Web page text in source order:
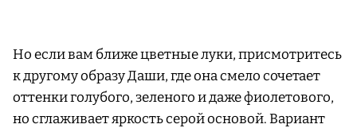
Но если вам ближе цветные луки, присмотритесь
к другому образу Даши, где она смело сочетает
оттенки голубого, зеленого и даже фиолетового,
но сглаживает яркость серой основой. Вариант